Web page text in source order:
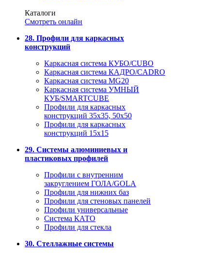
Каталоги
Смотреть онлайн
28. Профили для каркасных
конструкций
Каркасная система КУБО/CUBO
Каркасная система КАДРО/CADRO
Каркасная система MG20
Каркасная система УМНЫЙ
КУБ/SMARTCUBE
Профили для каркасных
конструкций 35x35, 50x50
Профили для каркасных
конструкций 15х15
29. Системы алюминиевых и
пластиковых профилей
Профили с внутренним
закруглением ГОЛА/GOLA
Профили для нижних баз
Профили для стеновых панелей
Профили универсальные
Система КАТО
Профили для стекла
30. Стеллажные системы